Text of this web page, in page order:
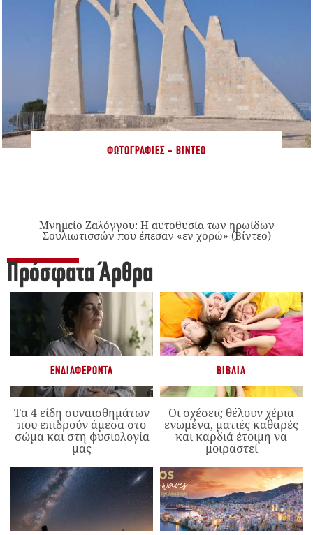
ΦΩΤΟΓΡΑΦΊΕΣ - ΒΊΝΤΕΟ
Μνημείο Ζαλόγγου: Η αυτοθυσία των ηρωίδων
Σουλιωτισσών που έπεσαν «εν χορώ» (Βίντεο)
Πρόσφατα Άρθρα
ΕΝΔΙΑΦΈΡΟΝΤΑ
Τα 4 είδη συναισθημάτων
που επιδρούν άμεσα στο
σώμα και στη φυσιολογία
μας
ΒΙΒΛΊΑ
Οι σχέσεις θέλουν χέρια
ενωμένα, ματιές καθαρές
και καρδιά έτοιμη να
μοιραστεί